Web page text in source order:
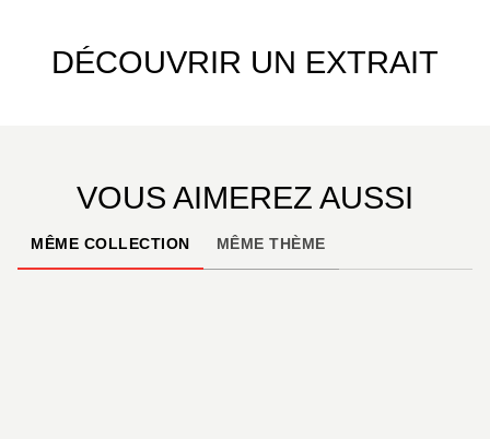
DÉCOUVRIR UN EXTRAIT
VOUS AIMEREZ AUSSI
MÊME COLLECTION MÊME THÈME